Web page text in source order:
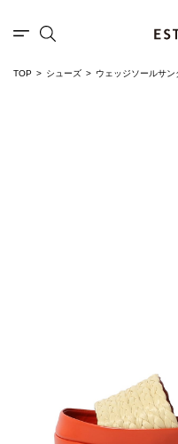
TOP シューズ ウェッジソールサン